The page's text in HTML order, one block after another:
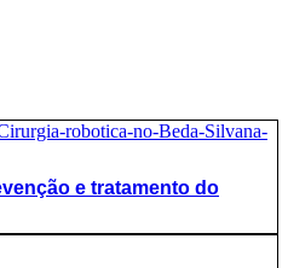
e tratamento do